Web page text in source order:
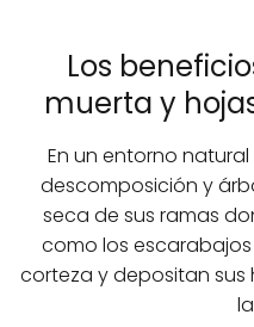
Los
muerta y
En un entorno
descomposición y
seca de sus ramas
como los
corteza y depositan